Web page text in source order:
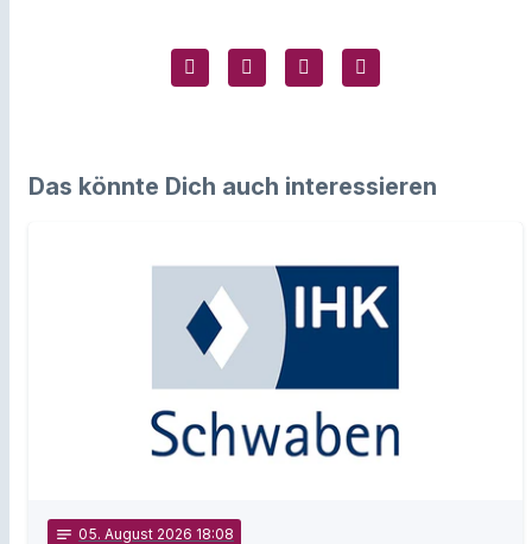
Das könnte Dich auch interessieren
notes 05. August 2026 18:08